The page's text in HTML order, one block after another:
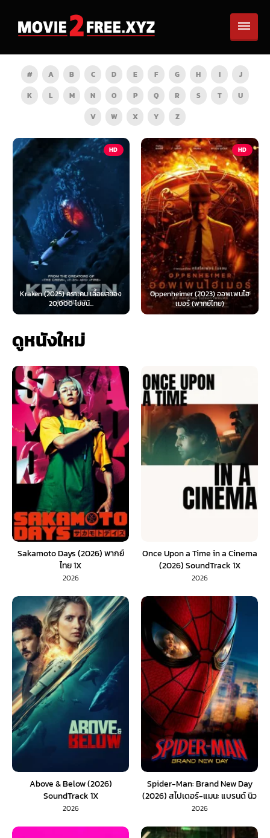
# A B C D E F G H I
J
K
L M N O P Q R S T
U
V
W X Y Z
HD
Kraken (2025) คราเคน เลื้อยสยอง
20,000 โยชน์...
HD
Oppenheimer (2023) ออพเพนไฮ
เมอร์ (พากย์ไทย)
ดูหนังใหม่
Sakamoto Days (2026) พากย์
ไทย 1X
2026
Once Upon a Time in a Cinema
(2026) SoundTrack 1X
2026
Above & Below (2026)
SoundTrack 1X
2026
Spider-Man: Brand New Day
(2026) สไปเดอร์-แมน: แบรนด์ นิว
เดย์ (พากย์ไทย) 1X
2026